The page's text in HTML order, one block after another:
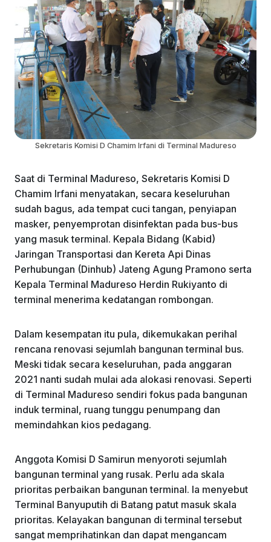
Sekretaris Komisi D Chamim Irfani di Terminal Madureso
Saat di Terminal Madureso, Sekretaris Komisi D
Chamim Irfani menyatakan, secara keseluruhan
sudah bagus, ada tempat cuci tangan, penyiapan
masker, penyemprotan disinfektan pada bus-bus
yang masuk terminal. Kepala Bidang (Kabid)
Jaringan Transportasi dan Kereta Api Dinas
Perhubungan (Dinhub) Jateng Agung Pramono serta
Kepala Terminal Madureso Herdin Rukiyanto di
terminal menerima kedatangan rombongan.
Dalam kesempatan itu pula, dikemukakan perihal
rencana renovasi sejumlah bangunan terminal bus.
Meski tidak secara keseluruhan, pada anggaran
2021 nanti sudah mulai ada alokasi renovasi. Seperti
di Terminal Madureso sendiri fokus pada bangunan
induk terminal, ruang tunggu penumpang dan
memindahkan kios pedagang.
Anggota Komisi D Samirun menyoroti sejumlah
bangunan terminal yang rusak. Perlu ada skala
prioritas perbaikan bangunan terminal. Ia menyebut
Terminal Banyuputih di Batang patut masuk skala
prioritas. Kelayakan bangunan di terminal tersebut
sangat memprihatinkan dan dapat mengancam